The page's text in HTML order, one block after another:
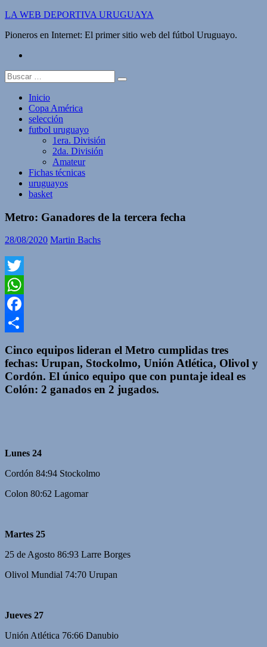
Saltar
contenido
LA WEB DEPORTIVA URUGUAYA
Pioneros en Internet: El primer sitio web del fútbol Uruguayo.
Buscar:
Inicio
Copa América
selección
futbol uruguayo
1era. División
2da. División
Amateur
Fichas técnicas
uruguayos
basket
Metro: Ganadores de la tercera fecha
28/08/2020 Martin Bachs
Twitter
WhatsApp
Facebook
Cinco equipos lideran el Metro cumplidas tres
fechas: Urupan, Stockolmo, Unión Atlética, Olivol y
Cordón. El único equipo que con puntaje ideal es
Colón: 2 ganados en 2 jugados.
Lunes 24
Cordón 84:94 Stockolmo
Colon 80:62 Lagomar
Martes 25
25 de Agosto 86:93 Larre Borges
Olivol Mundial 74:70 Urupan
Jueves 27
Unión Atlética 76:66 Danubio